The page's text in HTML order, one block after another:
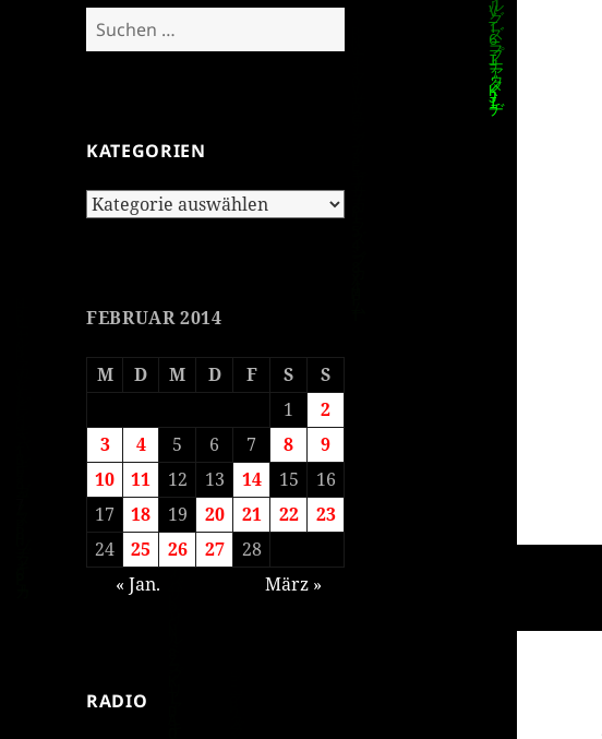
Suchen
nach:
KATEGORIEN
Kategorien
FEBRUAR 2014
M D M D F S
S
1
2
3
4 5 6 7 8
9
10
11 12 13 14 15
16
17
18 19 20 21 22
23
24
25 26 27
28
« Jan.
März »
RADIO